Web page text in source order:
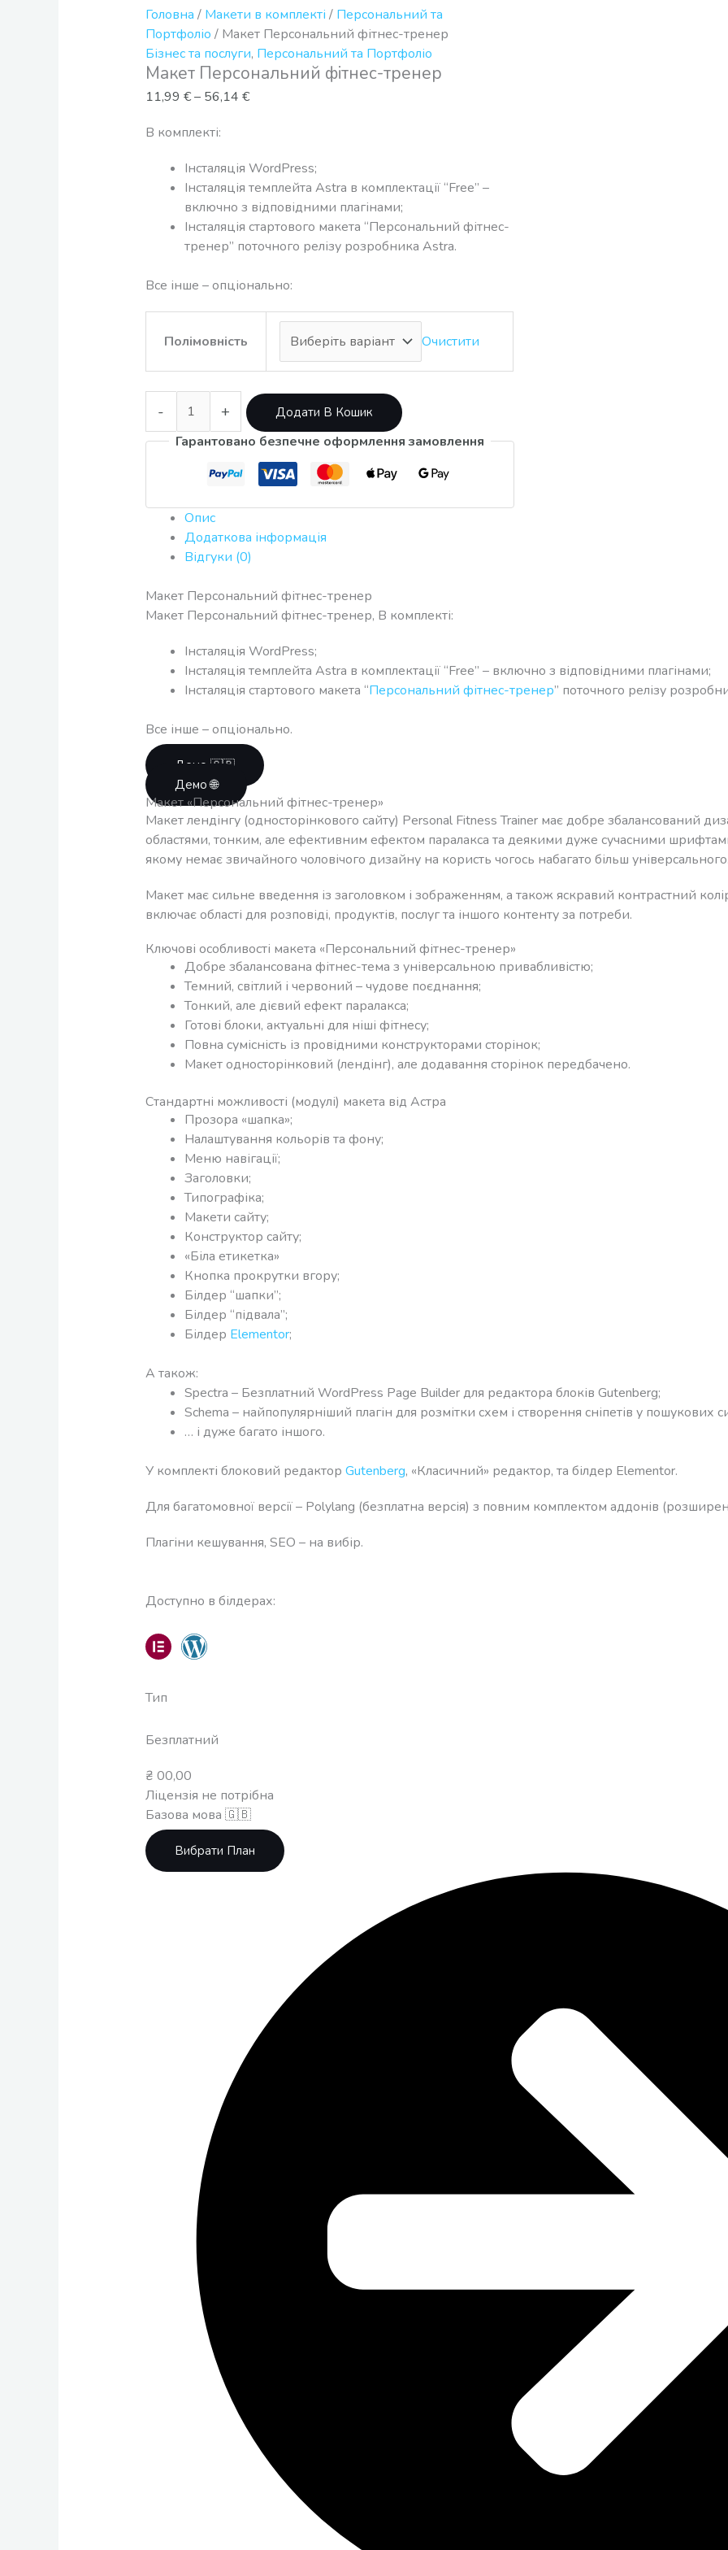
Головна / Макети в комплекті / Персональний та
Портфоліо / Макет Персональний фітнес-тренер
Бізнес та послуги, Персональний та Портфоліо
Макет Персональний фітнес-тренер
11,99 €– 56,14 €
В комплекті:
Інсталяція WordPress;
Інсталяція темплейта Astra в комплектації “Free” –
включно з відповідними плагінами;
Інсталяція стартового макета “Персональний фітнес-
тренер” поточного релізу розробника Astra.
Все інше – опціонально:
Полімовність Очистити
- + Додати В Кошик
Гарантовано безпечне оформлення замовлення
Опис
Додаткова інформація
Відгуки (0)
Макет Персональний фітнес-тренер
Макет Персональний фітнес-тренер, В комплекті:
Інсталяція WordPress;
Інсталяція темплейта Astra в комплектації “Free” – включно з відповідними плагінами;
Інсталяція стартового макета “Персональний фітнес-тренер” поточного релізу
Все інше – опціонально.
Демо 🇬🇧
Демо 🌐
Макет «Персональний фітнес-тренер»
Макет лендінгу (односторінкового сайту) Personal Fitness Trainer має добре збалансований
областями, тонким, але ефективним ефектом паралакса та деякими дуже сучасними
якому немає звичайного чоловічого дизайну на користь чогось набагато більш
Макет має сильне введення із заголовком і зображенням, а також яскравий контрастний
включає області для розповіді, продуктів, послуг та іншого контенту за потреби.
Ключові особливості макета «Персональний фітнес-тренер»
Добре збалансована фітнес-тема з універсальною привабливістю;
Темний, світлий і червоний – чудове поєднання;
Тонкий, але дієвий ефект паралакса;
Готові блоки, актуальні для ніші фітнесу;
Повна сумісність із провідними конструкторами сторінок;
Макет односторінковий (лендінг), але додавання сторінок передбачено.
Стандартні можливості (модулі) макета від Астра
Прозора «шапка»;
Налаштування кольорів та фону;
Меню навігації;
Заголовки;
Типографіка;
Макети сайту;
Конструктор сайту;
«Біла етикетка»
Кнопка прокрутки вгору;
Білдер “шапки”;
Білдер “підвала”;
Білдер Elementor;
А також:
Spectra – Безплатний WordPress Page Builder для редактора блоків Gutenberg;
Schema – найпопулярніший плагін для розмітки схем і створення сніпетів у пошукових
… і дуже багато іншого.
У комплекті блоковий редактор Gutenberg, «Класичний» редактор, та білдер Elementor.
Для багатомовної версії – Polylang (безплатна версія) з повним комплектом аддонів
Плагіни кешування, SEO – на вибір.
Доступно в білдерах:
Тип
Безплатний
₴ 00,00
Ліцензія не потрібна
Базова мова 🇬🇧
Вибрати План